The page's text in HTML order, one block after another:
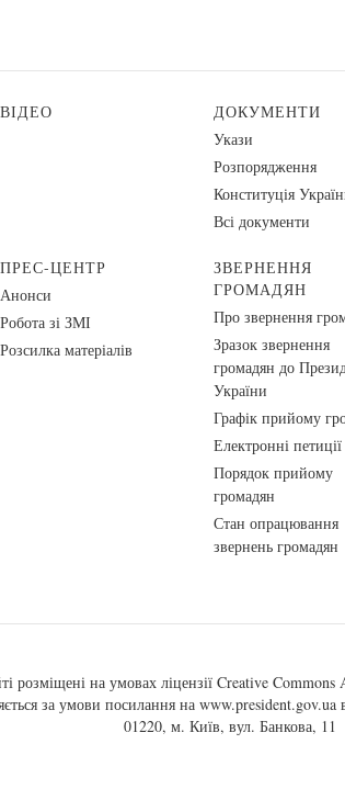
ВІДЕО
ДОКУМЕНТИ
Укази
Розпорядження
Конституція
Всі документи
ПРЕС-ЦЕНТР
Анонси
Робота зі ЗМІ
Розсилка матеріалів
ЗВЕРНЕННЯ
ГРОМАДЯН
Про звернення
Зразок звернення
громадян до
України
Графік прийому
Електронні петиції
Порядок прийому
громадян
Стан опрацювання
звернень громадян
розміщені на умовах ліцензії Creative
за умови посилання на www.president.gov.ua
01220, м. Київ, вул. Банкова, 11